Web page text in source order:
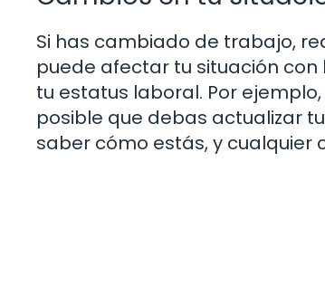
Si has cambiado de trabajo,
puede afectar tu situación
tu estatus laboral. Por
posible que debas actualizar
saber cómo estás, y cualquier